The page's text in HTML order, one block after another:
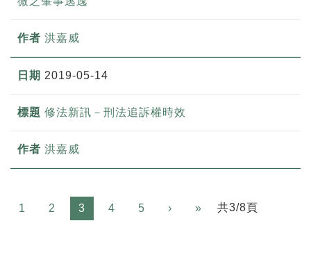
洪嘉威
2019-05-14
修法新訊－刑法追訴權時效
洪嘉威
1 2 3 4 5 › » Next共3/8頁